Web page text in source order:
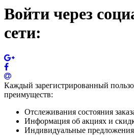
Войти через
сети:
Каждый зарегистрированный
преимуществ:
Отслеживания состояния
Информация об акциях и
Индивидуальные предложения